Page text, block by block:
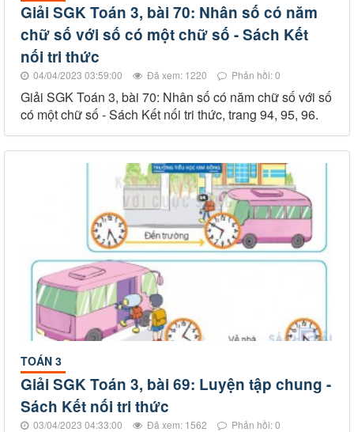
Giải SGK Toán 3, bài 70: Nhân số có năm
chữ số với số có một chữ số - Sách Kết
nối tri thức
04/04/2023 03:59:00 Đã xem: 1220 Phản hồi: 0
Giải SGK Toán 3, bài 70: Nhân số có năm chữ số với số
có một chữ số - Sách Kết nối tri thức, trang 94, 95, 96.
TOÁN 3
Giải SGK Toán 3, bài 69: Luyện tập chung -
Sách Kết nối tri thức
03/04/2023 04:33:00 Đã xem: 1562 Phản hồi: 0